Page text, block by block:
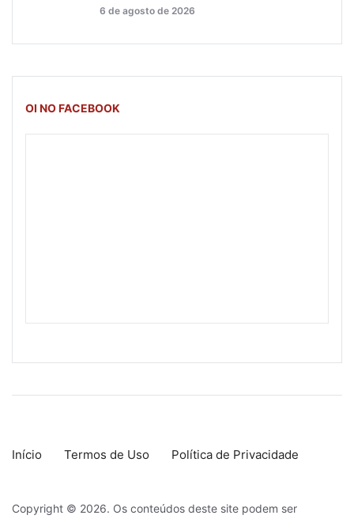
6 de agosto de 2026
OI NO FACEBOOK
Início Termos de Uso Política de Privacidade
Copyright © 2026. Os conteúdos deste site podem ser